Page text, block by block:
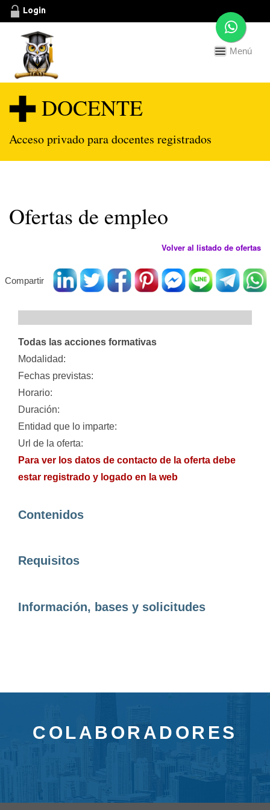
Login
Toggle
Menú
DOCENTE
Acceso privado para docentes registrados
Ofertas de empleo
Volver al listado de ofertas
Compartir
Todas las acciones formativas
Modalidad:
Fechas previstas:
Horario:
Duración:
Entidad que lo imparte:
Url de la oferta:
Para ver los datos de contacto de la oferta debe
estar registrado y logado en la web
Contenidos
Requisitos
Información, bases y solicitudes
COLABORADORES